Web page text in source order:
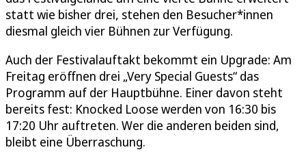
statt wie bisher drei, stehen den Besucher*innen
diesmal gleich vier Bühnen zur Verfügung.
Auch der Festivalauftakt bekommt ein Upgrade: Am
Freitag eröffnen drei „Very Special Guests“ das
Programm auf der Hauptbühne. Einer davon steht
bereits fest: Knocked Loose werden von 16:30 bis
17:20 Uhr auftreten. Wer die anderen beiden sind,
bleibt eine Überraschung.